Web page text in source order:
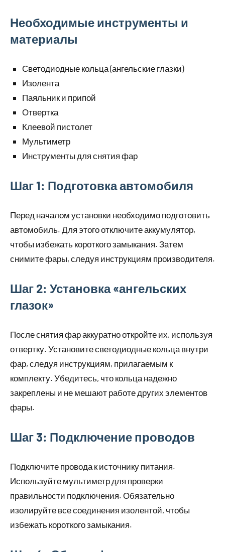
Необходимые инструменты и
материалы
Светодиодные кольца (ангельские глазки)
Изолента
Паяльник и припой
Отвертка
Клеевой пистолет
Мультиметр
Инструменты для снятия фар
Шаг 1: Подготовка автомобиля
Перед началом установки необходимо подготовить
автомобиль. Для этого отключите аккумулятор,
чтобы избежать короткого замыкания. Затем
снимите фары, следуя инструкциям производителя.
Шаг 2: Установка «ангельских
глазок»
После снятия фар аккуратно откройте их, используя
отвертку. Установите светодиодные кольца внутри
фар, следуя инструкциям, прилагаемым к
комплекту. Убедитесь, что кольца надежно
закреплены и не мешают работе других элементов
фары.
Шаг 3: Подключение проводов
Подключите провода к источнику питания.
Используйте мультиметр для проверки
правильности подключения. Обязательно
изолируйте все соединения изолентой, чтобы
избежать короткого замыкания.